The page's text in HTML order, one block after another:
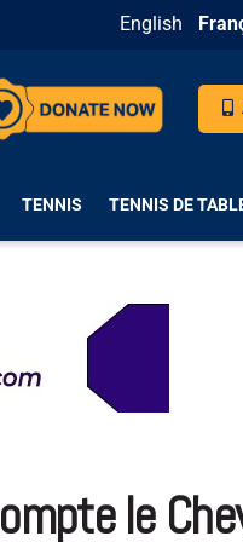
English
TENNIS TENNIS DE
le